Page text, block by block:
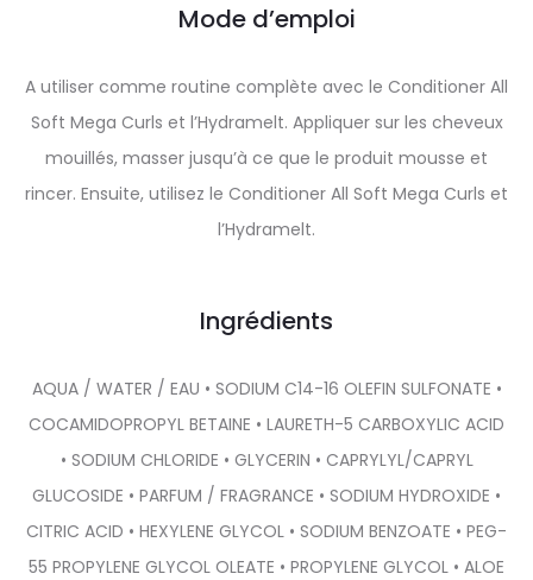
Mode d’emploi
A utiliser comme routine complète avec le Conditioner All
Soft Mega Curls et l’Hydramelt. Appliquer sur les cheveux
mouillés, masser jusqu’à ce que le produit mousse et
rincer. Ensuite, utilisez le Conditioner All Soft Mega Curls et
l’Hydramelt.
Ingrédients
AQUA / WATER / EAU • SODIUM C14-16 OLEFIN SULFONATE •
COCAMIDOPROPYL BETAINE • LAURETH-5 CARBOXYLIC ACID
• SODIUM CHLORIDE • GLYCERIN • CAPRYLYL/CAPRYL
GLUCOSIDE • PARFUM / FRAGRANCE • SODIUM HYDROXIDE •
CITRIC ACID • HEXYLENE GLYCOL • SODIUM BENZOATE • PEG-
55 PROPYLENE GLYCOL OLEATE • PROPYLENE GLYCOL • ALOE